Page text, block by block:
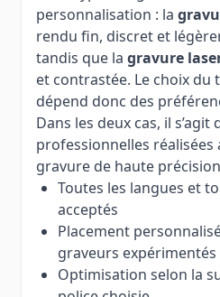
personnalisation : la
rendu fin, discret et
tandis que la gravure
et contrastée. Le choix du
dépend donc des
Dans les deux cas, il s’agit
professionnelles réalisées
gravure de haute
Toutes les langues et
acceptés
Placement
graveurs expérimentés
Optimisation selon la